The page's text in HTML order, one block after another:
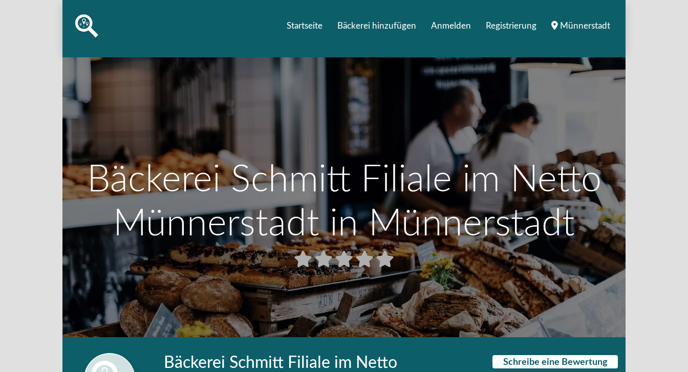
Startseite Bäckerei hinzufügen Anmelden Registrierung Münnerstadt
Bäckerei Schmitt Filiale im Netto
Münnerstadt in Münnerstadt
Bäckerei Schmitt Filiale im Netto
Schreibe eine Bewertung